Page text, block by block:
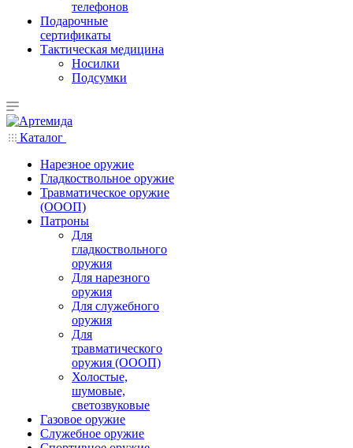
телефонов
Подарочные
сертификаты
Тактическая медицина
Носилки
Подсумки
Каталог
Нарезное оружие
Гладкоствольное оружие
Травматическое оружие
(ОООП)
Патроны
Для
гладкоствольного
оружия
Для нарезного
оружия
Для служебного
оружия
Для
травматического
оружия (ОООП)
Холостые,
шумовые,
светозвуковые
Газовое оружие
Служебное оружие